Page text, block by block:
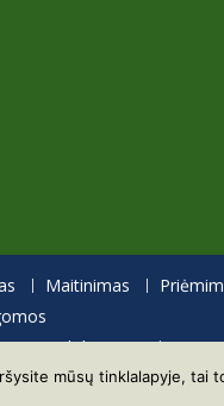
Maitinimas
Hub byWEN Themes
mūsų tinklalapyje, tai